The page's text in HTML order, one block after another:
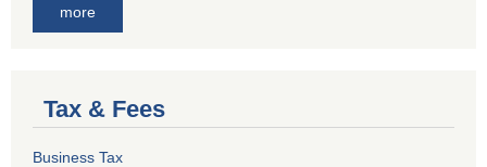
more
Tax & Fees
Business Tax